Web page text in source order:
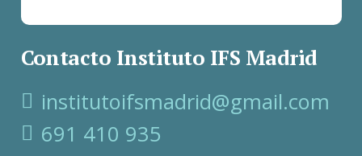
Contacto Instituto IFS Madrid
institutoifsmadrid@gmail.com
691 410 935